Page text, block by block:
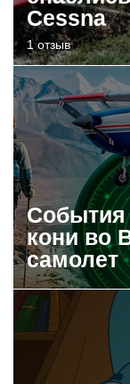
Cessna
1 отзыв
События
кони во
самолет